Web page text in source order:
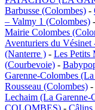
Barbusse (Colombes) -
– Valmy 1 (Colombes) -
Mairie Colombes
Aventuriers du
(Nanterre ) - Les Petits
(Courbevoie) -
Garenne-Colombes
Rousseau (Colombes) -
Lechaim (La Garenne-
COLOMBES) - Câlins